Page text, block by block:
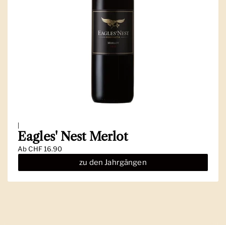
|
Eagles' Nest Merlot
AbCHF 16.90
zu den Jahrgängen